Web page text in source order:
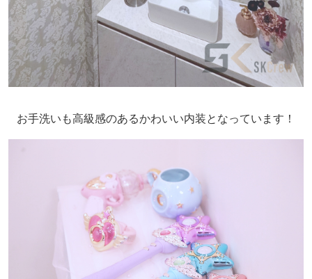
お手洗いも高級感のあるかわいい内装となっています！